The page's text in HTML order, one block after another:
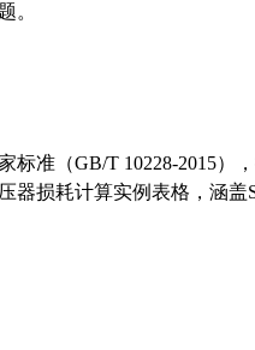
。
准（GB/T 10228-2015）
损耗计算实例表格，涵盖